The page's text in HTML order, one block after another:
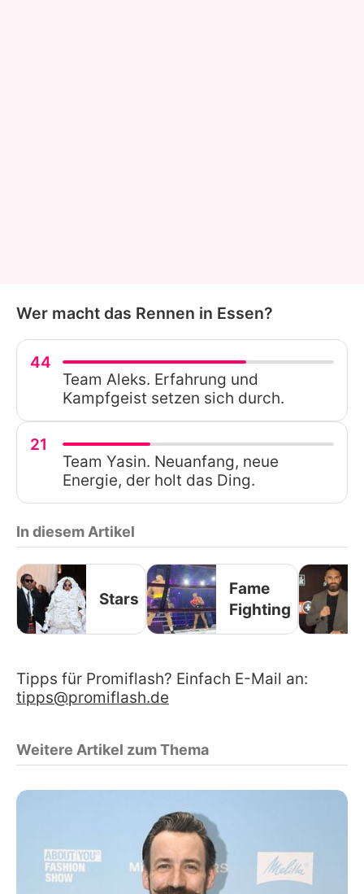
Wer macht das Rennen in Essen?
44
Team Aleks. Erfahrung und
Kampfgeist setzen sich durch.
21
Team Yasin. Neuanfang, neue
Energie, der holt das Ding.
In diesem Artikel
Stars
Fame
Fighting
Tipps für Promiflash? Einfach E-Mail an:
tipps@promiflash.de
Weitere Artikel zum Thema